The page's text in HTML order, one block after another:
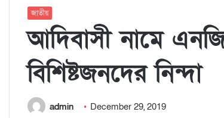
জাতীয়
আদিবাসী নামে
বিশিষ্টজনদের নিন্দা
admin December 29, 2019